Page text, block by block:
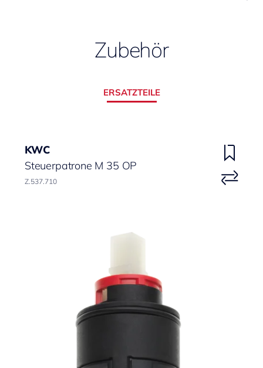
Zubehör
ERSATZTEILE
KWC
Steuerpatrone M 35 OP
Z.537.710